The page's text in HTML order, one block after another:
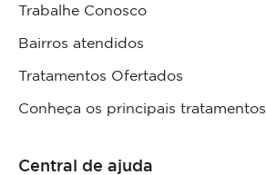
Trabalhe Conosco
Bairros atendidos
Tratamentos Ofertados
Conheça os principais tratamentos
Central de ajuda